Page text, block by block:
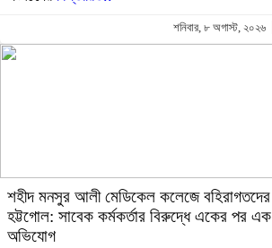
শনিবার, ৮ অগাস্ট, ২০২৬
শহীদ মনসুর আলী মেডিকেল কলেজে বহিরাগতদের
হট্টগোল: সাবেক কর্মকর্তার বিরুদ্ধে একের পর এক
অভিযোগ